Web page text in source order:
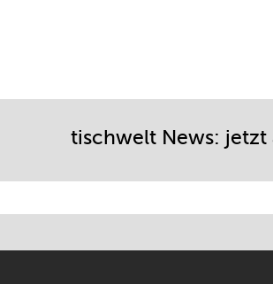
tischwelt News: jetzt